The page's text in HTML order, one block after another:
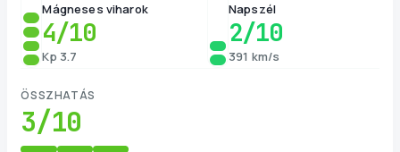
Mágneses viharok
4/10
Kp 3.7
Napszél
2/10
391 km/s
ÖSSZHATÁS
3/10